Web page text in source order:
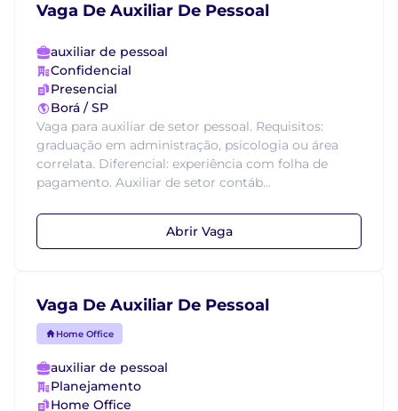
Vaga De Auxiliar De Pessoal
auxiliar de pessoal
Confidencial
Presencial
Borá / SP
Vaga para auxiliar de setor pessoal. Requisitos:
graduação em administração, psicologia ou área
correlata. Diferencial: experiência com folha de
pagamento. Auxiliar de setor contáb...
Abrir Vaga
Vaga De Auxiliar De Pessoal
Home Office
auxiliar de pessoal
Planejamento
Home Office